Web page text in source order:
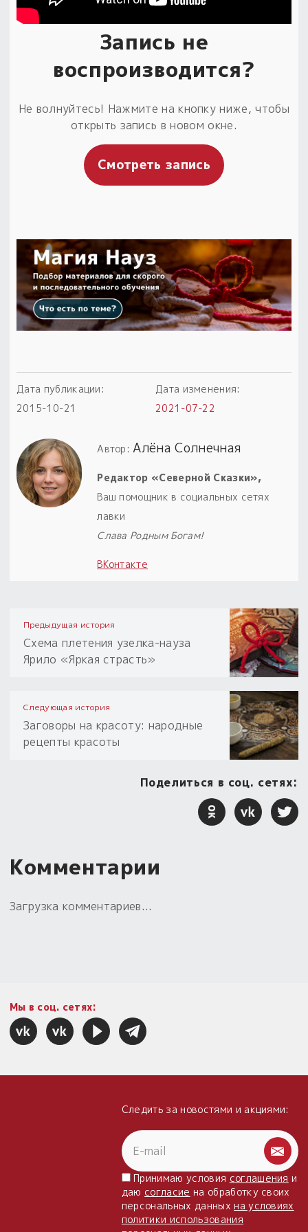
Запись не
воспроизводится?
Не волнуйтесь! Нажмите на кнопку ниже, чтобы
открыть запись в новом окне.
Смотреть запись
Дата публикации:
2015-10-21
Дата изменения:
2021-07-22
Автор:Алёна Солнечная
Редактор «Северной Сказки»,
Ваш помощник в социальных сетях
лавки
Слава Родным Богам!
ВКонтакте
Предыдущая история
Схема плетения узелка-науза
Ярило «Яркая страсть»
Следующая история
Заговоры на красоту: народные
рецепты красоты
Поделиться в соц. сетях:
Комментарии
Загрузка комментариев...
Мы в соц. сетях:
Следить за новостями и акциями:
Принимаю условия соглашения и
даю согласие на обработку своих
персональных данныхна условиях
политики использования